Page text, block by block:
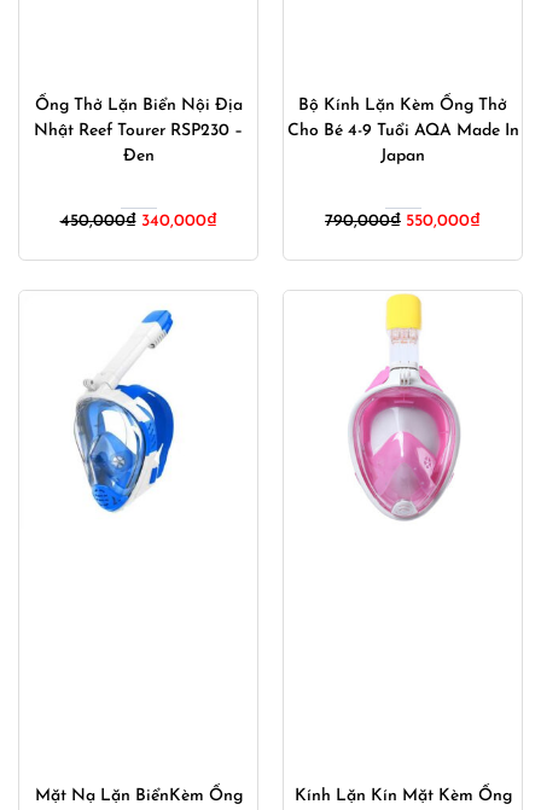
Ống Thở Lặn Biển Nội Địa
Nhật Reef Tourer RSP230 –
Đen
450,000₫ Giá
450,000₫.
340,000₫Giá
là:
Bộ Kính Lặn Kèm Ống Thở
Cho Bé 4-9 Tuổi AQA Made In
Japan
790,000₫ Giá
790,000₫.
550,000₫Giá
là:
Mặt Nạ Lặn BiểnKèm Ống
Kính Lặn Kín Mặt Kèm Ống